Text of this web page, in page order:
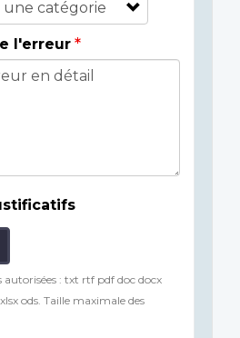
l'erreur
autorisées : txt rtf pdf doc docx
ods. Taille maximale des